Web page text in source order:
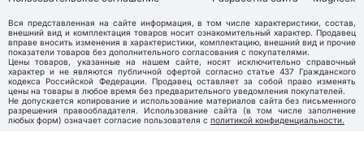
у (с
гене
рато
ром
)
ргии
(сол
нечн
ой,
ветр
ово
й
воз
обн
овл
яем
ых
исто
чник
Вся представленная на сайте информация, в том числе характеристики, состав,
внешний вид и комплектация товаров носит ознакомительный характер. Продавец
вправе вносить изменения в характеристики, комплектацию, внешний вид и прочие
показатели товаров без дополнительного согласования с покупателями.
Цены товаров, указанные на нашем сайте, носят исключительно справочный
характер и не являются публичной офертой согласно статье 437 Гражданского
кодекса Российской Федерации. Продавец оставляет за собой право изменять
цены на товары в любое время без предварительного уведомления покупателей.
Не допускается копирование и использование материалов сайта без письменного
разрешения правообладателя. Использование сайта (в том числе заполнение
любых форм) означает согласие пользователя с политикой конфиденциальности.